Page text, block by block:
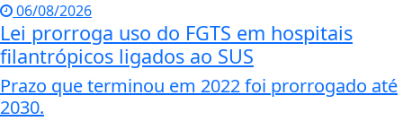
06/08/2026
Lei prorroga uso do FGTS em hospitais
filantrópicos ligados ao SUS
Prazo que terminou em 2022 foi prorrogado até
2030.